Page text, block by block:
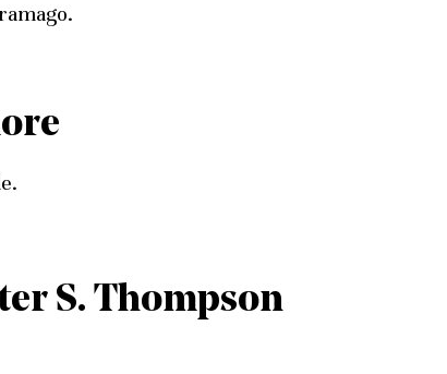
S. Thompson